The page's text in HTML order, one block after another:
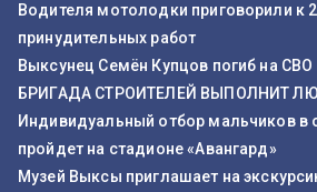
Водителя мотолодки приговорили к
принудительных работ
Выксунец Семён Купцов погиб на СВО
БРИГАДА СТРОИТЕЛЕЙ ВЫПОЛНИТ
Индивидуальный отбор мальчиков в
пройдет на стадионе «Авангард»
Музей Выксы приглашает на